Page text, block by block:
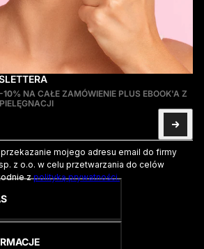
10% NA CAŁE ZAMÓWIENIE PLUS EBOOK'A Z
mojego adresu email do firmy
z o.o. w celu przetwarzania do celów
zpolityką prywatności.
przez hCaptcha i obowiązują na niej